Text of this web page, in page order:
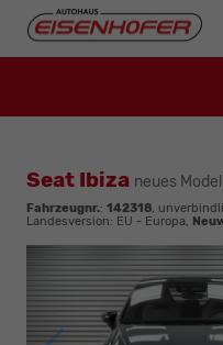
Seat Ibiza neues
Fahrzeugnr.: 142318,
Landesversion: EU - Europa,